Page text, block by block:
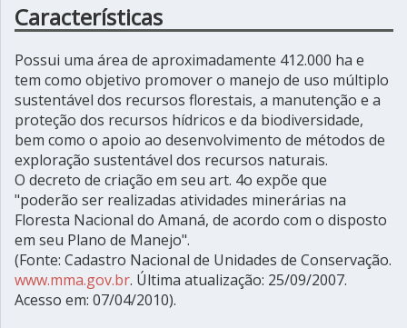
Características
Possui uma área de aproximadamente 412.000 ha e
tem como objetivo promover o manejo de uso múltiplo
sustentável dos recursos florestais, a manutenção e a
proteção dos recursos hídricos e da biodiversidade,
bem como o apoio ao desenvolvimento de métodos de
exploração sustentável dos recursos naturais.
O decreto de criação em seu art. 4o expõe que
"poderão ser realizadas atividades minerárias na
Floresta Nacional do Amaná, de acordo com o disposto
em seu Plano de Manejo".
(Fonte: Cadastro Nacional de Unidades de Conservação.
www.mma.gov.br. Última atualização: 25/09/2007.
Acesso em: 07/04/2010).